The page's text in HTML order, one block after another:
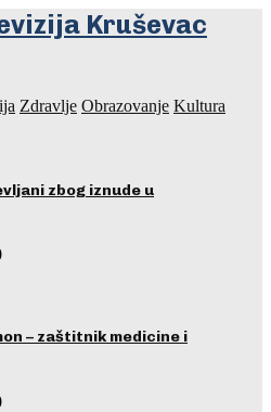
Zdravlje Obrazovanje Kultura
zbog iznude u
– zaštitnik medicine i